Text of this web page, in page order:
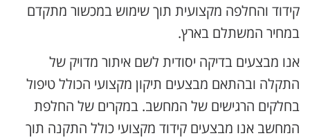
קידוד והחלפה מקצועית תוך שימוש במכשור מתקדם
במחיר המשתלם בארץ.
אנו מבצעים בדיקה יסודית לשם איתור מדויק של
התקלה ובהתאם מבצעים תיקון מקצועי הכולל טיפול
בחלקים הרגישים של המחשב. במקרים של החלפת
המחשב אנו מבצעים קידוד מקצועי כולל התקנה תוך